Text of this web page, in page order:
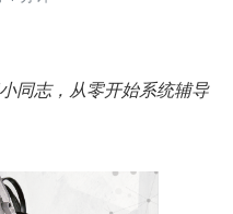
同志，从零开始系统辅导